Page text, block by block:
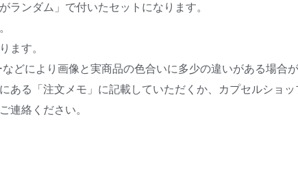
ンダム」で付いたセットになります。
ます。
どにより画像と実商品の色合いに多少の違いがある場合が
る「注文メモ」に記載していただくか、カプセルショ
連絡ください。